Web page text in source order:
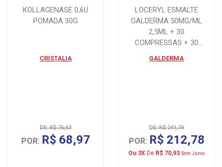
KOLLAGENASE 0,6U
POMADA 30G
CRISTALIA
DE: R$ 76,63
POR: R$ 68,97
LOCERYL ESMALTE
GALDERMA 50MG/ML
2,5ML + 30
COMPRESSAS + 30
GALDERMA
DE: R$ 241,79
POR: R$ 212,78
Ou 3XDe R$ 70,93 Sem Juros